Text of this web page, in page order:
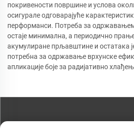
покривености површине и услова
осигурале одговарајуће
перформанси. Потреба за
остаје минимална, а периодично
акумулиране прљавштине и остатака
потребна за одржавање врхунске
апликације боје за радијативно